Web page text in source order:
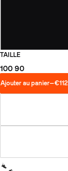
TAILLE
100 90
Ajouter au panier—€112